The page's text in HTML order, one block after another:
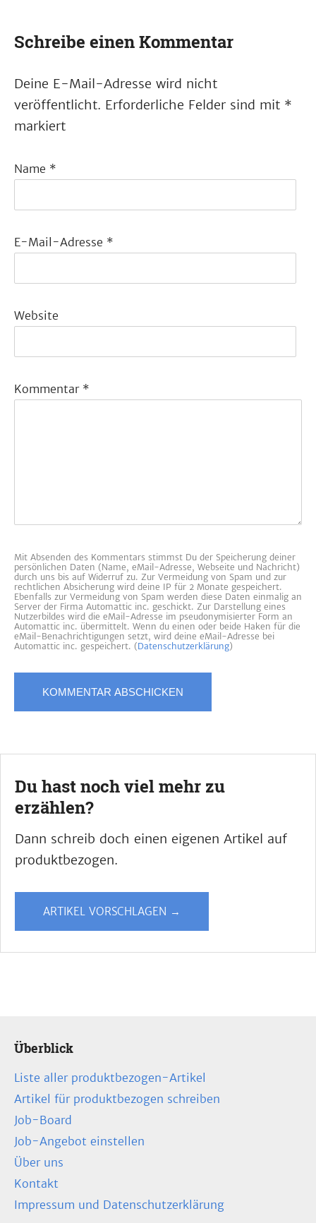
Schreibe einen Kommentar
Deine E-Mail-Adresse wird nicht
veröffentlicht. Erforderliche Felder sind mit *
markiert
Name *
E-Mail-Adresse *
Website
Kommentar *
Mit Absenden des Kommentars stimmst Du der Speicherung deiner
persönlichen Daten (Name, eMail-Adresse, Webseite und Nachricht)
durch uns bis auf Widerruf zu. Zur Vermeidung von Spam und zur
rechtlichen Absicherung wird deine IP für 2 Monate gespeichert.
Ebenfalls zur Vermeidung von Spam werden diese Daten einmalig an
Server der Firma Automattic inc. geschickt. Zur Darstellung eines
Nutzerbildes wird die eMail-Adresse im pseudonymisierter Form an
Automattic inc. übermittelt. Wenn du einen oder beide Haken für die
eMail-Benachrichtigungen setzt, wird deine eMail-Adresse bei
Automattic inc. gespeichert. (Datenschutzerklärung)
Du hast noch viel mehr zu
erzählen?
Dann schreib doch einen eigenen Artikel auf
produktbezogen.
ARTIKEL VORSCHLAGEN →
Überblick
Liste aller produktbezogen-Artikel
Artikel für produktbezogen schreiben
Job-Board
Job-Angebot einstellen
Über uns
Kontakt
Impressum und Datenschutzerklärung